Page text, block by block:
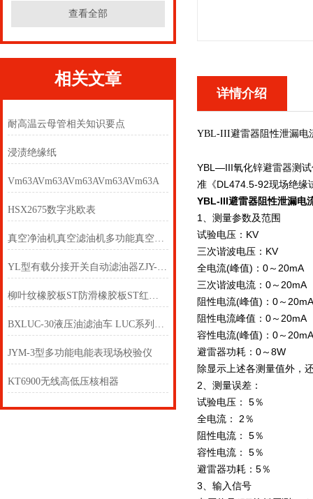
查看全部
相关文章
耐高温云母管相关知识要点
浸渍绝缘纸
Vm63AVm63AVm63AVm63AVm63A
HSX2675数字兆欧表
真空净油机真空滤油机多功能真空滤油机
YL型有载分接开关自动滤油器ZJY-F开关滤油机
柳叶纹橡胶板ST防滑橡胶板ST红条纹橡胶板ST
BXLUC-30液压油滤油车 LUC系列滤油车
JYM-3型多功能电能表现场校验仪
KT6900无线高低压核相器
详情介绍
YBL-III避雷器阻性泄漏电
YBL—III氧化锌避雷器测试
准《DL474.5-92现场绝
YBL-III避雷器阻性泄漏电
1、测量参数及范围
试验电压：KV
三次谐波电压：KV
全电流(峰值)：0～20mA
三次谐波电流：0～20mA
阻性电流(峰值)：0～20mA
阻性电流峰值：0～20mA
容性电流(峰值)：0～20mA
避雷器功耗：0～8W
除显示上述各测量值外，
2、测量误差：
试验电压： 5％
全电流： 2％
阻性电流： 5％
容性电流： 5％
避雷器功耗：5％
3、输入信号